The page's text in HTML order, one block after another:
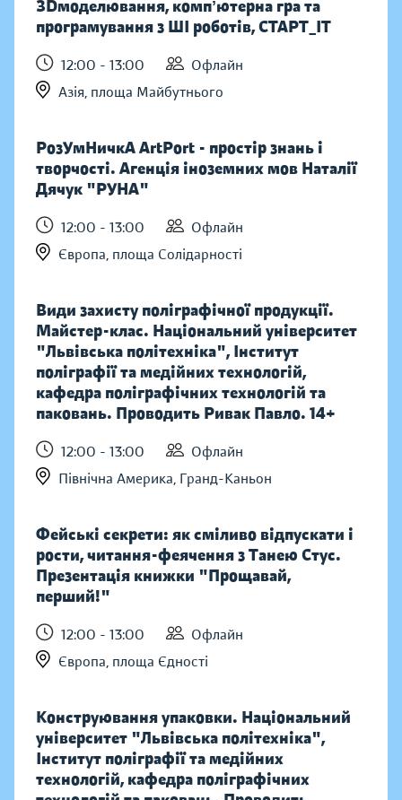
ЗDмоделювання, компʼютерна гра та
програмування з ШІ роботів, СТАРТ_ІТ
12:00 - 13:00
Офлайн
Азія, площа Майбутнього
РозУмНичкА ArtPort - простір знань і
творчості. Агенція іноземних мов Наталії
Дячук "РУНА"
12:00 - 13:00
Офлайн
Європа, площа Солідарності
Види захисту поліграфічної продукції.
Майстер-клас. Національний університет
"Львівська політехніка", Інститут
поліграфії та медійних технологій,
кафедра поліграфічних технологій та
паковань. Проводить Ривак Павло. 14+
12:00 - 13:00
Офлайн
Північна Америка, Гранд-Каньон
Фейські секрети: як сміливо відпускати і
рости, читання-феячення з Танею Стус.
Презентація книжки "Прощавай,
перший!"
12:00 - 13:00
Офлайн
Європа, площа Єдності
Конструювання упаковки. Національний
університет "Львівська політехніка",
Інститут поліграфії та медійних
технологій, кафедра поліграфічних